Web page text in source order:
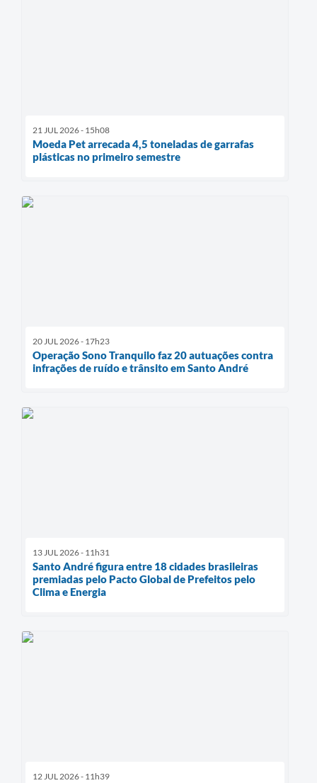
21 JUL 2026 - 15h08
Moeda Pet arrecada 4,5 toneladas de garrafas
plásticas no primeiro semestre
20 JUL 2026 - 17h23
Operação Sono Tranquilo faz 20 autuações contra
infrações de ruído e trânsito em Santo André
13 JUL 2026 - 11h31
Santo André figura entre 18 cidades brasileiras
premiadas pelo Pacto Global de Prefeitos pelo
Clima e Energia
12 JUL 2026 - 11h39